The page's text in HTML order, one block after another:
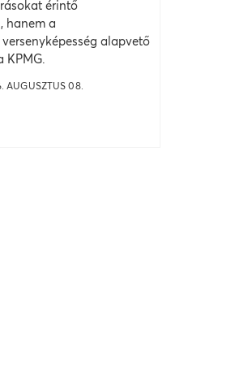
érintő
hanem a
alapvető
AUGUSZTUS 08.